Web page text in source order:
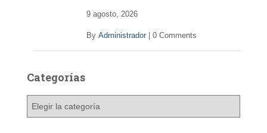
9 agosto, 2026
By Administrador 0 Comments
Categorías